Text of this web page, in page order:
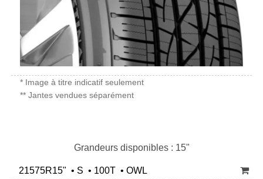
* Image à titre indicatif seulement
** Jantes vendues séparément
Grandeurs disponibles : 15"
21575R15" • S • 100T • OWL